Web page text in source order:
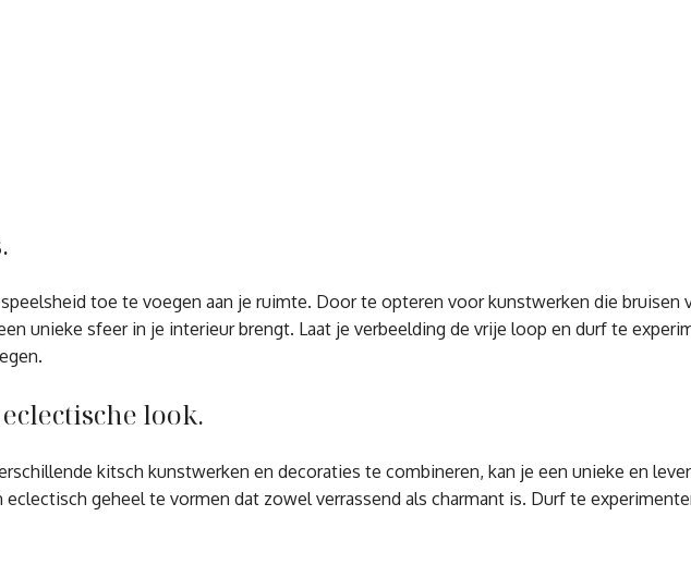
toe te voegen aan je ruimte. Door te opteren voor kunstwerken die bruisen
unieke sfeer in je interieur brengt. Laat je verbeelding de vrije loop en durf te
look.
kitsch kunstwerken en decoraties te combineren, kan je een unieke en
geheel te vormen dat zowel verrassend als charmant is. Durf te